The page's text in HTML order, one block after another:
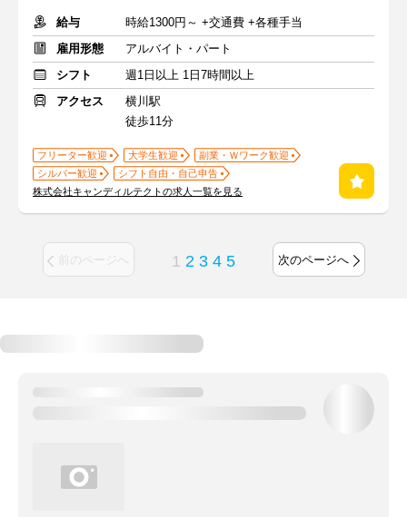
給与
時給1300円～ +交通費 +各種手当
雇用形態
アルバイト・パート
シフト
週1日以上 1日7時間以上
アクセス
横川駅
徒歩11分
フリーター歓迎 大学生歓迎
副業・Ｗワーク歓迎
シルバー歓迎
シフト自由・自己申告
株式会社キャンディルテクトの求人一覧を見る
前のページへ 1 2 3 4 5 次のページへ